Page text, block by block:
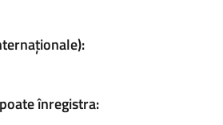
înregistra: